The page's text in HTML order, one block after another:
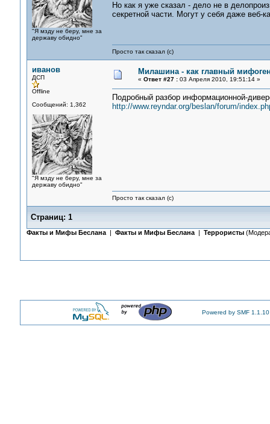
"Я мзду не беру, мне за
державу обидно"
Но как я уже сказал - дело не в
секретной части. Могут у себя даже веб-
Просто так сказал (с)
иванов
ДСП
Offline
Сообщений: 1,362
"Я мзду не беру, мне за
державу обидно"
Милашина - как главный
« Ответ #27 :03 Апреля 2010, 19:51:14 »
Подробный разбор информационной-
http://www.reyndar.org/beslan/forum/
Просто так сказал (с)
Страниц: 1
Факты и Мифы Беслана| Факты и Мифы Беслана| Террористы
Powered by SMF 1.1.10